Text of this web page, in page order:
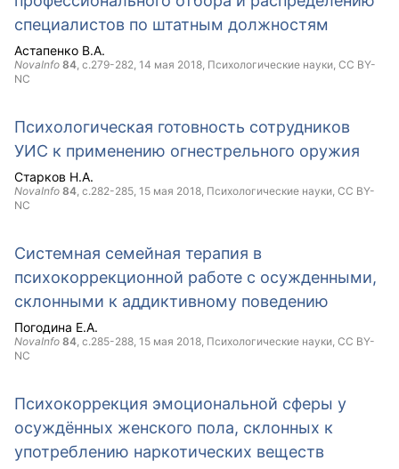
специалистов по штатным должностям
Астапенко В.А.
NovaInfo 84, с.279-282, 14 мая 2018, Психологические науки, CC BY-
NC
Психологическая готовность сотрудников
УИС к применению огнестрельного оружия
Старков Н.А.
NovaInfo 84, с.282-285, 15 мая 2018, Психологические науки, CC BY-
NC
Системная семейная терапия в
психокоррекционной работе с осужденными,
склонными к аддиктивному поведению
Погодина Е.А.
NovaInfo 84, с.285-288, 15 мая 2018, Психологические науки, CC BY-
NC
Психокоррекция эмоциональной сферы у
осуждённых женского пола, склонных к
употреблению наркотических веществ